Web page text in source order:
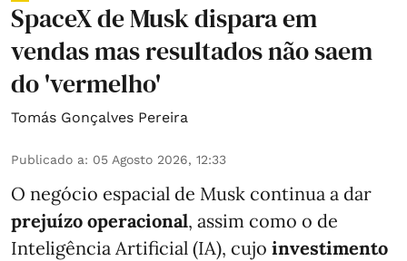
SpaceX de Musk dispara em
vendas mas resultados não saem
do 'vermelho'
Tomás Gonçalves Pereira
Publicado a: 05 Agosto 2026, 12:33
O negócio espacial de Musk continua a dar
prejuízo operacional, assim como o de
Inteligência Artificial (IA), cujo investimento